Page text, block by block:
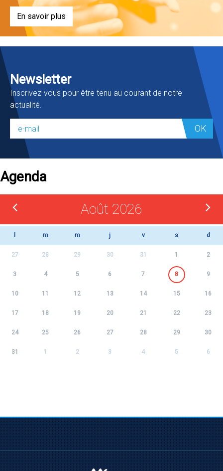
En savoir plus
Newsletter
Inscrivez-vous pour être tenu au courant de notre
actualité.
OK
Agenda
Août 2026
m m j v s d
27 28 29 30 31 1 2
3 4 5 6 7 8 9
10 11 12 13 14 15 16
17 18 19 20 21 22 23
24 25 26 27 28 29 30
31 1 2 3 4 5 6